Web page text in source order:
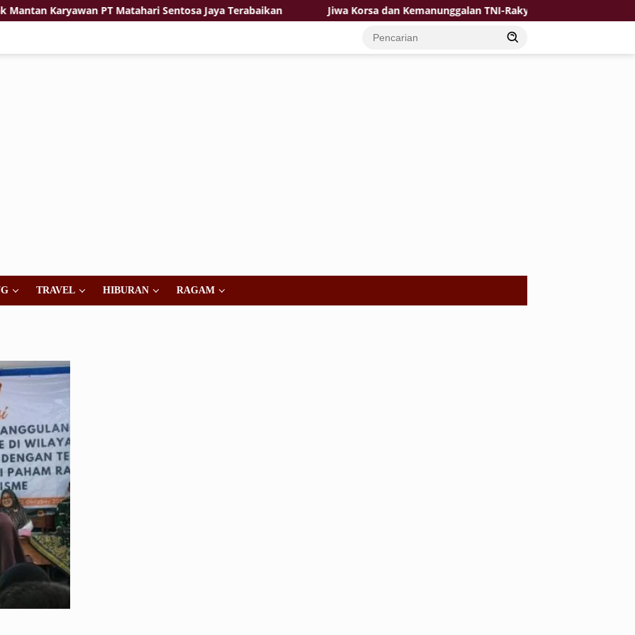
PT Matahari Sentosa Jaya Terabaikan Jiwa Korsa dan Kemanunggalan TNI-Rakyat Jadi Kekuatan TMMD di
TRAVEL HIBURAN RAGAM